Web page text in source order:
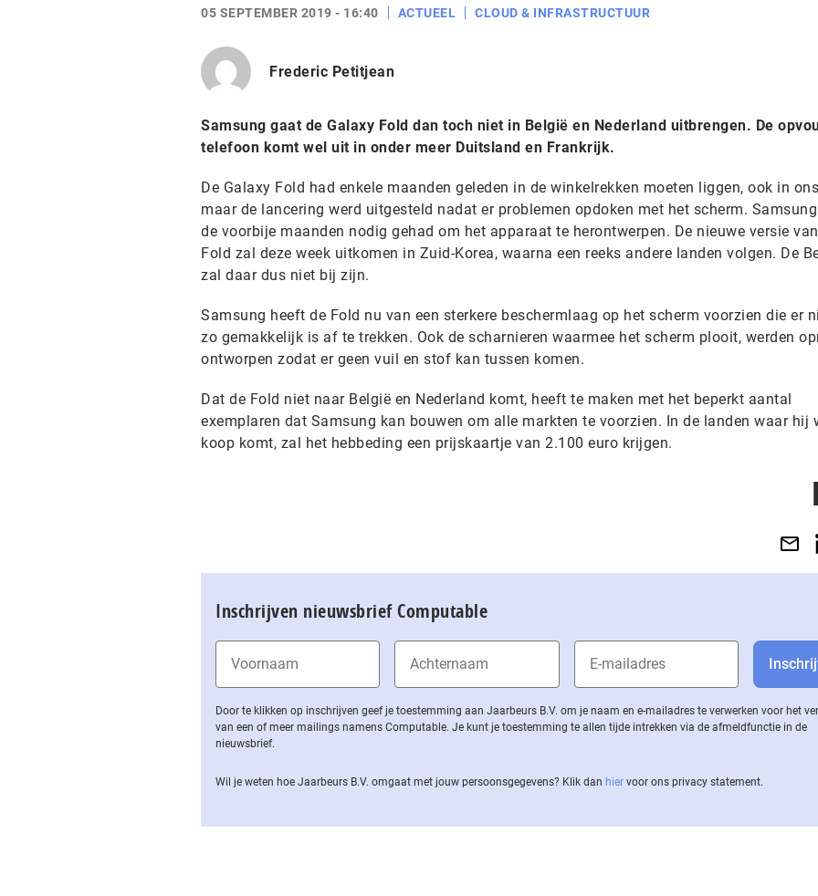
05 SEPTEMBER 2019 - 16:40 ACTUEEL CLOUD & INFRASTRUCTUUR
Frederic Petitjean
Samsung gaat de Galaxy Fold dan toch niet in België en Nederland uitbrengen. De
telefoon komt wel uit in onder meer Duitsland en Frankrijk.
De Galaxy Fold had enkele maanden geleden in de winkelrekken moeten liggen, ook in
maar de lancering werd uitgesteld nadat er problemen opdoken met het scherm.
de voorbije maanden nodig gehad om het apparaat te herontwerpen. De nieuwe versie
Fold zal deze week uitkomen in Zuid-Korea, waarna een reeks andere landen volgen. De
zal daar dus niet bij zijn.
Samsung heeft de Fold nu van een sterkere beschermlaag op het scherm voorzien die er
zo gemakkelijk is af te trekken. Ook de scharnieren waarmee het scherm plooit, werden
ontworpen zodat er geen vuil en stof kan tussen komen.
Dat de Fold niet naar België en Nederland komt, heeft te maken met het beperkt aantal
exemplaren dat Samsung kan bouwen om alle markten te voorzien. In de landen waar hij
koop komt, zal het hebbeding een prijskaartje van 2.100 euro krijgen.
Inschrijven nieuwsbrief Computable
Door te klikken op inschrijven geef je toestemming aan Jaarbeurs B.V. om je naam en e-mailadres te verwerken voor het
van een of meer mailings namens Computable. Je kunt je toestemming te allen tijde intrekken via de af­meld­func­tie in de
nieuwsbrief.
Wil je weten hoe Jaarbeurs B.V. omgaat met jouw per­soons­ge­ge­vens? Klik dan hier voor ons privacy statement.